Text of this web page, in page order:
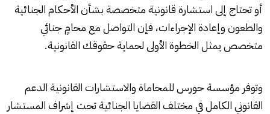
أو تحتاج إلى استشارة قانونية متخصصة بشأن الأحكام الجنائية
والطعون وإعادة الإجراءات، فإن التواصل مع محامٍ جنائي
متخصص يمثل الخطوة الأولى لحماية حقوقك القانونية.
وتوفر مؤسسة حورس للمحاماة والاستشارات القانونية الدعم
القانوني الكامل في مختلف القضايا الجنائية تحت إشراف المستشار